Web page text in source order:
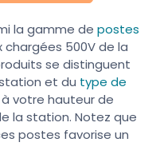
la gamme de postes
chargées 500V de la
se distinguent
et du type de
votre hauteur de
la station. Notez que
postes favorise un